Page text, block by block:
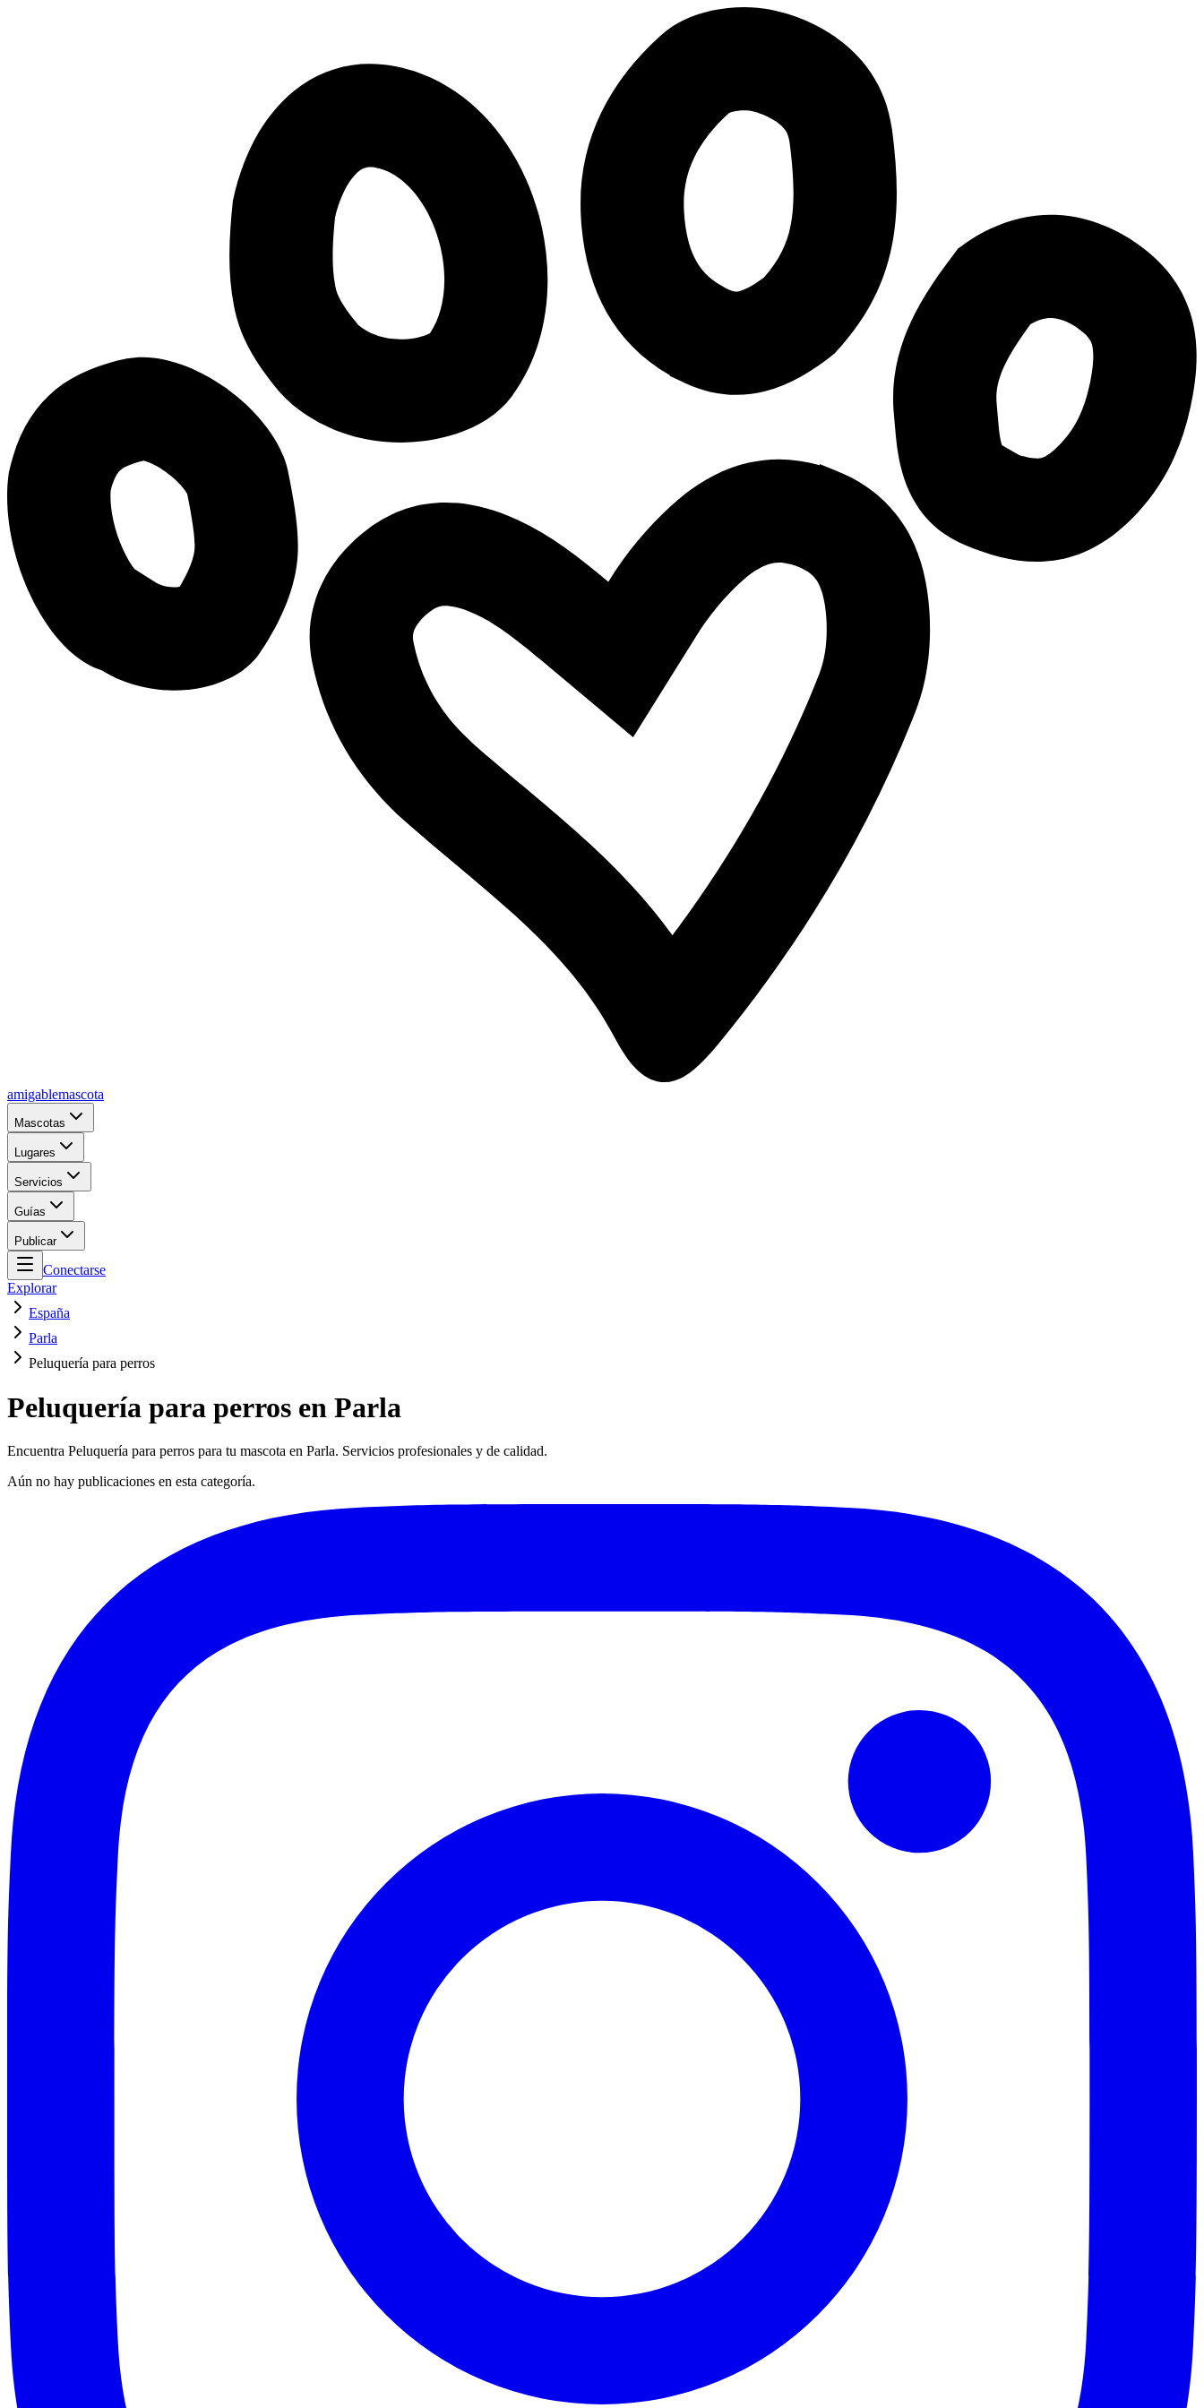
amigablemascota
Mascotas
Lugares
Servicios
Guías
Publicar
Conectarse
Explorar
España
Parla
Peluquería para perros
Peluquería para perros en Parla
Encuentra Peluquería para perros para tu mascota en Parla. Servicios profesionales y de calidad.
Aún no hay publicaciones en esta categoría.